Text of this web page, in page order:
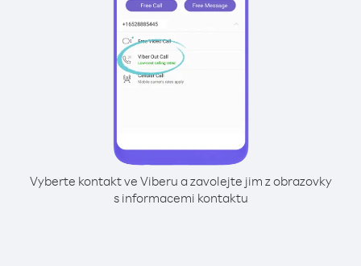
Vyberte kontakt ve Viberu a zavolejte jim z obrazovky
s informacemi kontaktu